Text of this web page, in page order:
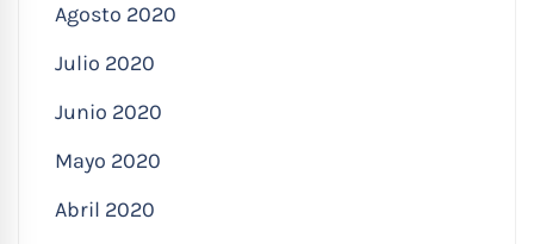
Agosto 2020
Julio 2020
Junio 2020
Mayo 2020
Abril 2020